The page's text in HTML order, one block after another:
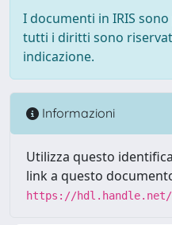
I documenti in IRIS
tutti i diritti sono
indicazione.
Informazioni
Utilizza questo
link a questo
https://hdl.handle.net/